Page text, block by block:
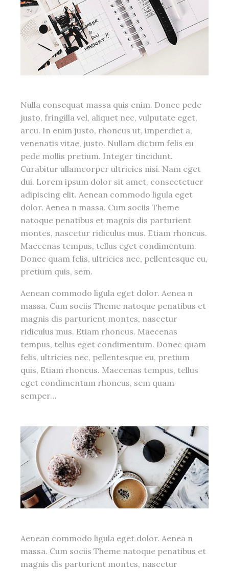
Nulla consequat massa quis enim. Donec pede
justo, fringilla vel, aliquet nec, vulputate eget,
arcu. In enim justo, rhoncus ut, imperdiet a,
venenatis vitae, justo. Nullam dictum felis eu
pede mollis pretium. Integer tincidunt.
Curabitur ullamcorper ultricies nisi. Nam eget
dui. Lorem ipsum dolor sit amet, consectetuer
adipiscing elit. Aenean commodo ligula eget
dolor. Aenea n massa. Cum sociis Theme
natoque penatibus et magnis dis parturient
montes, nascetur ridiculus mus. Etiam rhoncus.
Maecenas tempus, tellus eget condimentum.
Donec quam felis, ultricies nec, pellentesque eu,
pretium quis, sem.
Aenean commodo ligula eget dolor. Aenea n
massa. Cum sociis Theme natoque penatibus et
magnis dis parturient montes, nascetur
ridiculus mus. Etiam rhoncus. Maecenas
tempus, tellus eget condimentum. Donec quam
felis, ultricies nec, pellentesque eu, pretium
quis, Etiam rhoncus. Maecenas tempus, tellus
eget condimentum rhoncus, sem quam
semper…
Aenean commodo ligula eget dolor. Aenea n
massa. Cum sociis Theme natoque penatibus et
magnis dis parturient montes, nascetur